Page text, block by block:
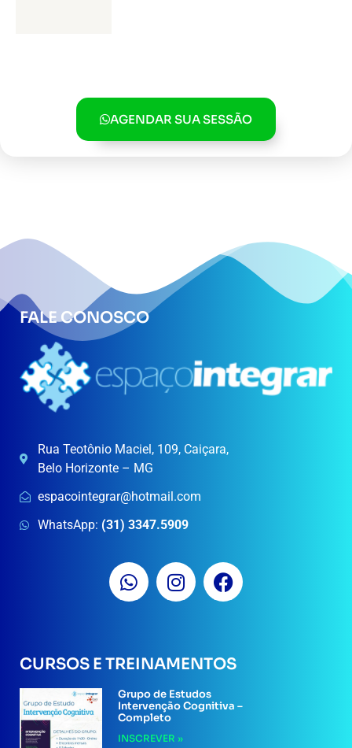
AGENDAR SUA SESSÃO
FALE CONOSCO
Rua Teotônio Maciel, 109, Caiçara,
Belo Horizonte – MG
espacointegrar@hotmail.com
WhatsApp: (31) 3347.5909
CURSOS E TREINAMENTOS
Grupo de Estudos
Intervenção Cognitiva –
Completo
INSCREVER »